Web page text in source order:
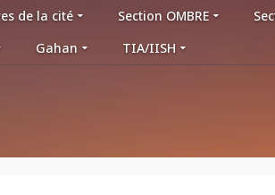
de la cité Section OMBRE
Gahan TIA/IISH